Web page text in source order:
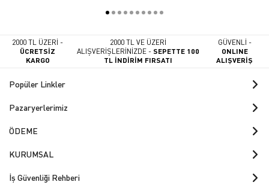
2000 TL ÜZERİ -
ÜCRETSİZ
KARGO
2000 TL VE ÜZERİ
ALIŞVERİŞLERİNİZDE -SEPETTE 100
TL İNDİRİM FIRSATI
GÜVENLİ -
ONLINE
ALIŞVERİŞ
Popüler Linkler
Pazaryerlerimiz
ÖDEME
KURUMSAL
İş Güvenliği Rehberi